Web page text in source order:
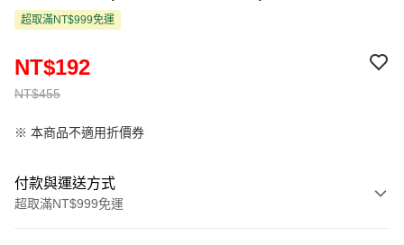
超取滿NT$999免運
NT$455
NT$192
※ 本商品不適用折價券
付款與運送方式
超取滿NT$999免運